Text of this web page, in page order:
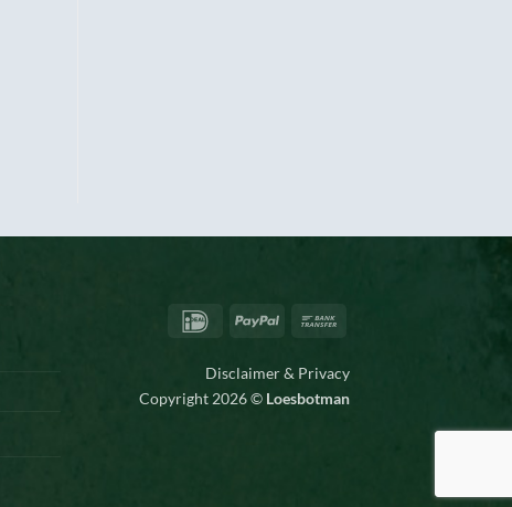
IDeal PayPal
Disclaimer & Privacy
Copyright 2026 © Loesbotman